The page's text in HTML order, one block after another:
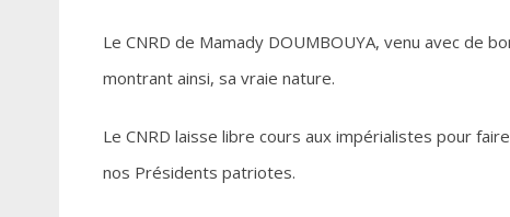
Le CNRD de Mamady DOUMBOUYA, venu avec de
montrant ainsi, sa vraie nature.
Le CNRD laisse libre cours aux impérialistes pour
nos Présidents patriotes.